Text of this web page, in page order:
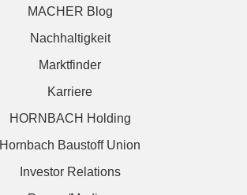
MACHER Blog
Nachhaltigkeit
Marktfinder
Karriere
HORNBACH Holding
Hornbach Baustoff Union
Investor Relations